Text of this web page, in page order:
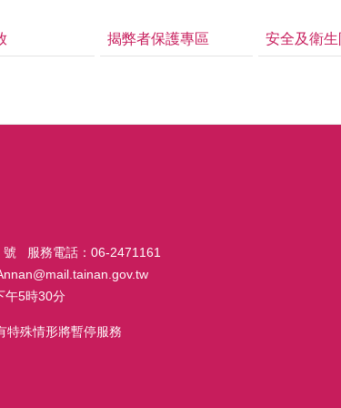
揭弊者保護專區 安全及衛
號 服務電話：06-2471161
午5時30分
特殊情形將暫停服務